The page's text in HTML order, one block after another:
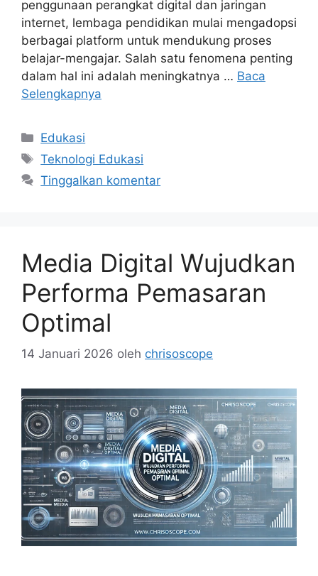
penggunaan perangkat digital dan jaringan
internet, lembaga pendidikan mulai mengadopsi
berbagai platform untuk mendukung proses
belajar-mengajar. Salah satu fenomena penting
dalam hal ini adalah meningkatnya … Baca
Selengkapnya
Kategori
Edukasi
Tag
Teknologi Edukasi
Tinggalkan komentar
Media Digital Wujudkan
Performa Pemasaran
Optimal
14 Januari 2026 oleh chrisoscope